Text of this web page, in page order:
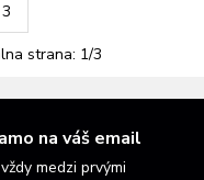
3
strana: 1/3
na váš email
medzi prvými